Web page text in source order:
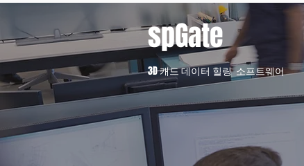
spGate
3D 캐드 데이터 힐링 소프트웨어